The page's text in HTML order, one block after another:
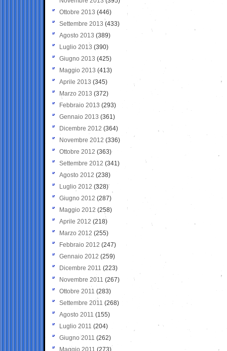
Ottobre 2013 (446)
Settembre 2013 (433)
Agosto 2013 (389)
Luglio 2013 (390)
Giugno 2013 (425)
Maggio 2013 (413)
Aprile 2013 (345)
Marzo 2013 (372)
Febbraio 2013 (293)
Gennaio 2013 (361)
Dicembre 2012 (364)
Novembre 2012 (336)
Ottobre 2012 (363)
Settembre 2012 (341)
Agosto 2012 (238)
Luglio 2012 (328)
Giugno 2012 (287)
Maggio 2012 (258)
Aprile 2012 (218)
Marzo 2012 (255)
Febbraio 2012 (247)
Gennaio 2012 (259)
Dicembre 2011 (223)
Novembre 2011 (267)
Ottobre 2011 (283)
Settembre 2011 (268)
Agosto 2011 (155)
Luglio 2011 (204)
Giugno 2011 (262)
Maggio 2011 (273)